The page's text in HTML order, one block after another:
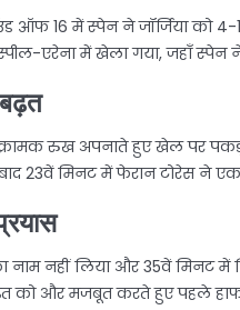
ऑफ 16 में स्पेन ने जॉर्जिया को
एरेना में खेला गया, जहाँ स्पेन ने
रुख अपनाते हुए खेल पर पकड़
23वें मिनट में फेरान टोरेस ने
नाम नहीं लिया और 35वें मिनट
को और मजबूत करते हुए पहले